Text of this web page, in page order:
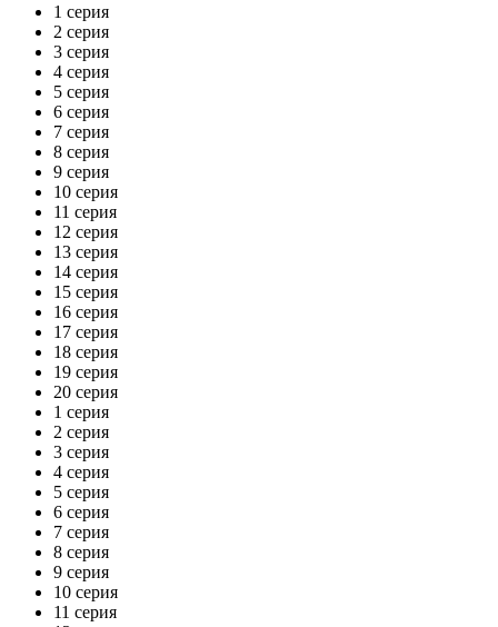
1 серия
2 серия
3 серия
4 серия
5 серия
6 серия
7 серия
8 серия
9 серия
10 серия
11 серия
12 серия
13 серия
14 серия
15 серия
16 серия
17 серия
18 серия
19 серия
20 серия
1 серия
2 серия
3 серия
4 серия
5 серия
6 серия
7 серия
8 серия
9 серия
10 серия
11 серия